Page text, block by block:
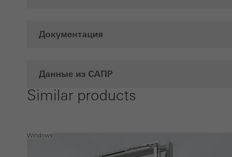
Документация
Данные из САПР
Similar products
Windows